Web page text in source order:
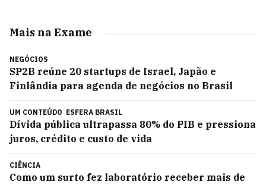
Mais na Exame
NEGÓCIOS
SP2B reúne 20 startups de Israel, Japão e
Finlândia para agenda de negócios no Brasil
UM CONTEÚDO ESFERA BRASIL
Dívida pública ultrapassa 80% do PIB e pressiona
juros, crédito e custo de vida
CIÊNCIA
Como um surto fez laboratório receber mais de